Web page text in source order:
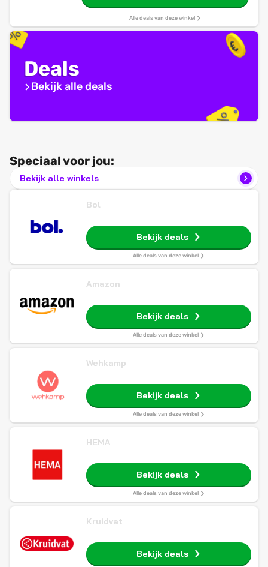
Alle deals van deze winkel
Deals
Bekijk alle deals
Speciaal voor jou:
Bekijk alle winkels
Bol
Bekijk deals
Alle deals van deze winkel
Amazon
Bekijk deals
Alle deals van deze winkel
Wehkamp
Bekijk deals
Alle deals van deze winkel
HEMA
Bekijk deals
Alle deals van deze winkel
Kruidvat
Bekijk deals